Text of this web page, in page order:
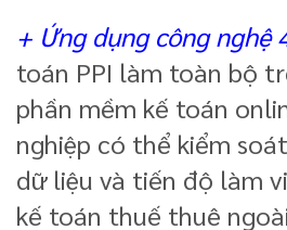
+ Ứng dụng công nghệ
toán PPI làm toàn bộ
phần mềm kế toán
nghiệp có thể kiểm
dữ liệu và tiến độ làm
kế toán thuế thuê